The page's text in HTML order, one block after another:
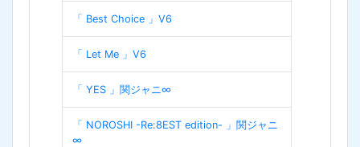
「 Best Choice 」V6
「 Let Me 」V6
「 YES 」関ジャニ∞
「 NOROSHI -Re:8EST edition- 」関ジャニ
∞